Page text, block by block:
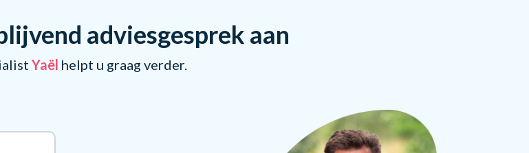
adviesgesprek aan
Yaël helpt u graag verder.